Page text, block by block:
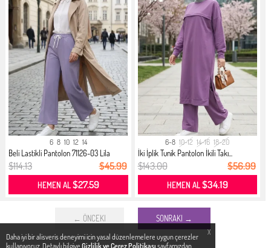
X
Daha iyi bir alisveris deneyimi icin yasal düzenlemelere uygun çerezler
kullanıyoruz. Detaylı bilgiye Gizlilik ve Çerez Politikası sayfamızdan
6 8 10 12 14
Beli Lastikli Pantolon 71126-03 Lila
$114.13 $45.99
HEMEN AL$27.59
6-8 10-12 14-16 18-20
İki İplik Tunik Pantolon İkili Takı...
$143.00 $56.99
HEMEN AL$34.19
← ÖNCEKI SONRAKI →